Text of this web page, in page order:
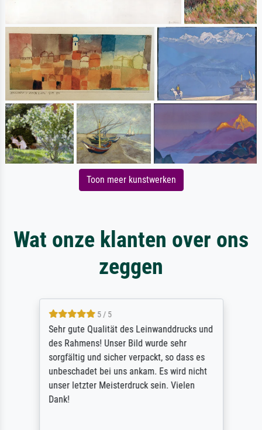
Toon meer kunstwerken
Wat onze klanten over ons
zeggen
5 / 5
Sehr gute Qualität des Leinwanddrucks und
des Rahmens! Unser Bild wurde sehr
sorgfältig und sicher verpackt, so dass es
unbeschadet bei uns ankam. Es wird nicht
unser letzter Meisterdruck sein. Vielen
Dank!